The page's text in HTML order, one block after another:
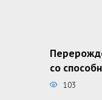
со
103